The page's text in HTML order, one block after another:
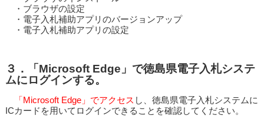
・ブラウザの設定
・電子入札補助アプリのバージョンアップ
・電子入札補助アプリの設定
３．「Microsoft Edge」で徳島県電子入札システ
ムにログインする。
「Microsoft Edge」でアクセス し、徳島県電子入札システムに
ICカードを用いてログインできることを確認してください。